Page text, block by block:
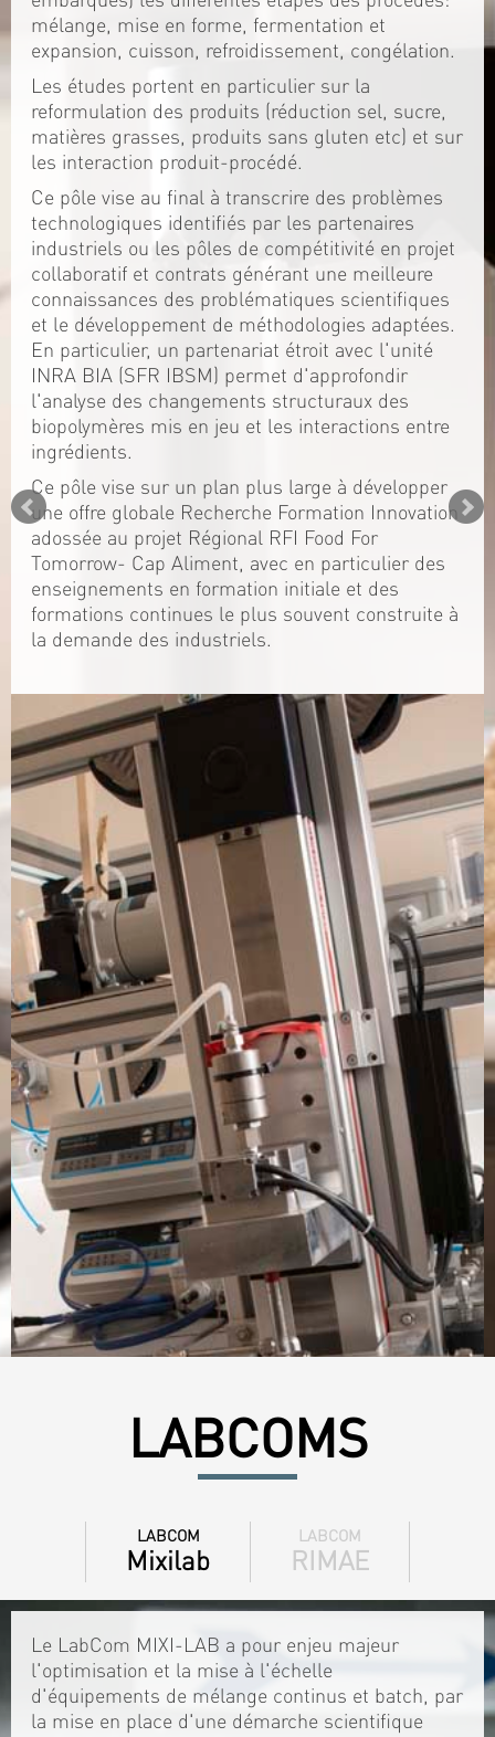
mélange, mise en forme, fermentation et
expansion, cuisson, refroidissement, congélation.
Les études portent en particulier sur la
reformulation des produits (réduction sel, sucre,
matières grasses, produits sans gluten etc) et sur
les interaction produit-procédé.
Ce pôle vise au final à transcrire des problèmes
technologiques identifiés par les partenaires
industriels ou les pôles de compétitivité en projet
collaboratif et contrats générant une meilleure
connaissances des problématiques scientifiques
et le développement de méthodologies adaptées.
En particulier, un partenariat étroit avec l'unité
INRA BIA (SFR IBSM) permet d'approfondir
l'analyse des changements structuraux des
biopolymères mis en jeu et les interactions entre
ingrédients.
Ce pôle vise sur un plan plus large à développer
une offre globale Recherche Formation Innovation
adossée au projet Régional RFI Food For
Tomorrow- Cap Aliment, avec en particulier des
enseignements en formation initiale et des
formations continues le plus souvent construite à
la demande des industriels.
LABCOMS
LABCOM
Mixilab
LABCOM
RIMAE
Le LabCom MIXI-LAB a pour enjeu majeur
l'optimisation et la mise à l'échelle
d'équipements de mélange continus et batch, par
la mise en place d'une démarche scientifique